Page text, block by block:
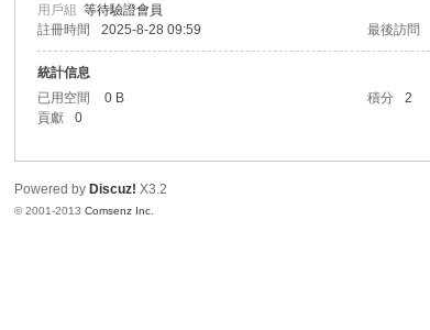
用戶組等待驗證會員
註冊時間
2025-8-28 09:59 最後訪問
統計信息
已用空間
0 B 積分 2
貢獻
0
Powered by Discuz! X3.2
© 2001-2013Comsenz Inc.